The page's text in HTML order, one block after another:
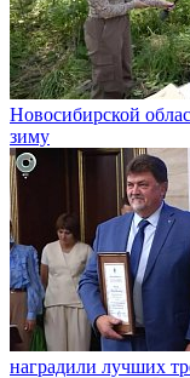
Новосибирской
зиму
наградили лучших